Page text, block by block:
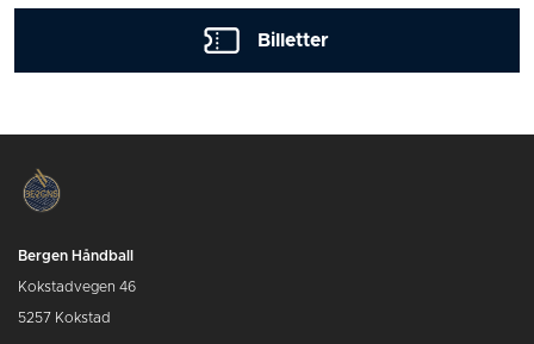
Billetter
Bergen Håndball
Kokstadvegen 46
5257 Kokstad